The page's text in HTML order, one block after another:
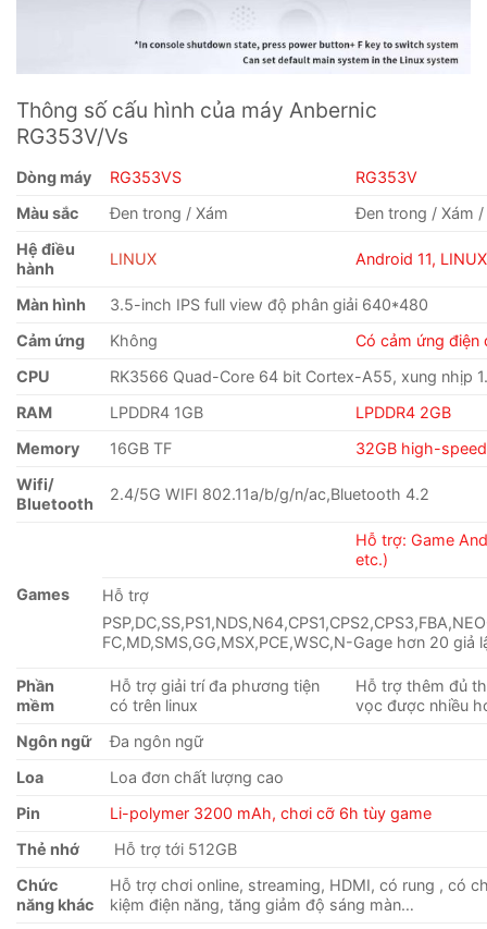
Thông số cấu hình của máy Anbernic
RG353V/Vs
Dòng máy RG353VS
RG353V
Màu sắc
Đen trong / Xám
Đen trong / Xám /
Hệ điều
hành
LINUX Android 11, LINUX
Màn hình
3.5-inch IPS full view độ phân giải 640*480
Cảm ứng
Không
Có cảm ứng điện
CPU
RK3566 Quad-Core 64 bit Cortex-A55, xung nhịp
RAM
LPDDR4 1GB
LPDDR4 2GB
Memory
16GB TF
32GB high-
Wifi/
Bluetooth
2.4/5G WIFI 802.11a/b/g/n/ac,Bluetooth 4.2
Games
Hỗ trợ: Game
etc.)
Hỗ trợ
FC,MD,SMS,GG,MSX,PCE,WSC,N-Gage hơn 20
Phần
mềm
Hỗ trợ giải trí đa phương tiện
có trên linux
Hỗ trợ thêm đủ
vọc được nhiều
Ngôn ngữ
Đa ngôn ngữ
Loa
Loa đơn chất lượng cao
Pin
Li-polymer 3200 mAh, chơi cỡ 6h tùy game
Thẻ nhớ
Hỗ trợ tới 512GB
Chức
năng khác
Hỗ trợ chơi online, streaming, HDMI, có rung , có
kiệm điện năng, tăng giảm độ sáng màn…